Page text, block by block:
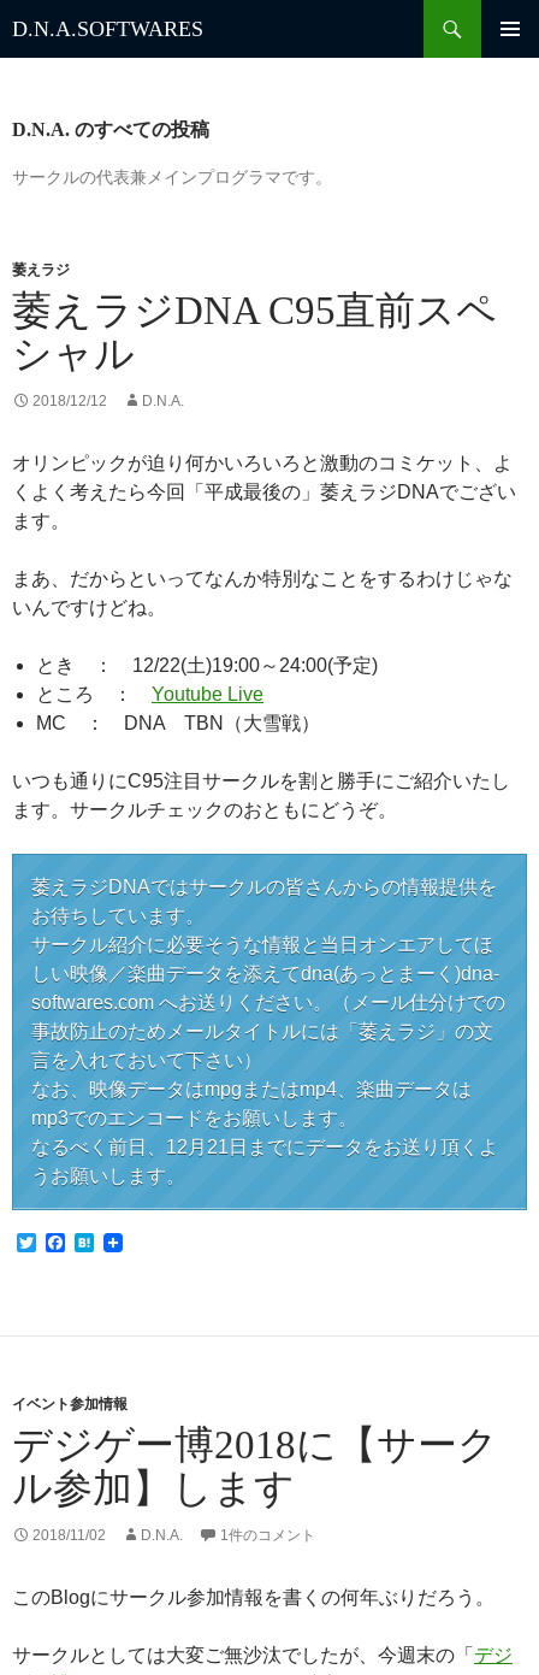
D.N.A.SOFTWARES
索
ン
へ
プ
D.N.A. のすべての投稿
サークルの代表兼メインプログラマです。
萎えラジ
萎えラジDNA C95直前スペ
シャル
2018/12/12 D.N.A.
オリンピックが迫り何かいろいろと激動のコミケット、よ
くよく考えたら今回「平成最後の」萎えラジDNAでござい
ます。
まあ、だからといってなんか特別なことをするわけじゃな
いんですけどね。
とき ： 12/22(土)19:00～24:00(予定)
ところ ： Youtube Live
MC ： DNA TBN（大雪戦）
いつも通りにC95注目サークルを割と勝手にご紹介いたし
ます。サークルチェックのおともにどうぞ。
萎えラジDNAではサークルの皆さんからの情報提供を
お待ちしています。
サークル紹介に必要そうな情報と当日オンエアしてほ
しい映像／楽曲データを添えてdna(あっとまーく)dna-
softwares.com へお送りください。（メール仕分けでの
事故防止のためメールタイトルには「萎えラジ」の文
言を入れておいて下さい）
なお、映像データはmpgまたはmp4、楽曲データは
mp3でのエンコードをお願いします。
なるべく前日、12月21日までにデータをお送り頂くよ
うお願いします。
T
e
F
o
H
a
イベント参加情報
デジゲー博2018に【サーク
ル参加】します
2018/11/02 D.N.A. 1件のコメント
このBlogにサークル参加情報を書くの何年ぶりだろう。
サークルとしては大変ご無沙汰でしたが、今週末の「 デジ